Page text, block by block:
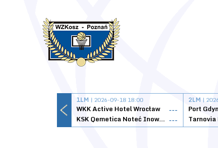
1LM | 2026-09-18 18:00
WKK Active Hotel Wrocław
---
KSK Qemetica Noteć Inowrocław ---
2LM |
Port